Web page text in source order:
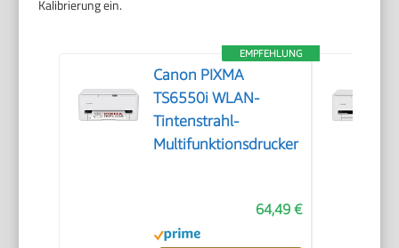
Kalibrierung ein.
EMPFEHLUNG
Canon PIXMA
TS6550i WLAN-
Tintenstrahl-
Multifunktionsdrucker
64,49 €